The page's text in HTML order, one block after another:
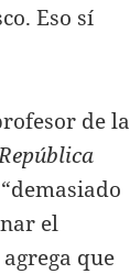
Eso sí
de la
el
que